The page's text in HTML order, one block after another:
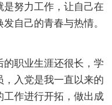
努力工作，让自己在
自己的青春与热情。
职业生涯还很长，学
入党是我一直以来的
作进行开拓，做出成